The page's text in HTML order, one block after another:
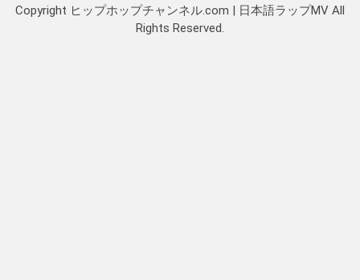
Copyright ヒップホップチャンネル.com | 日本語ラップMV All
Rights Reserved.